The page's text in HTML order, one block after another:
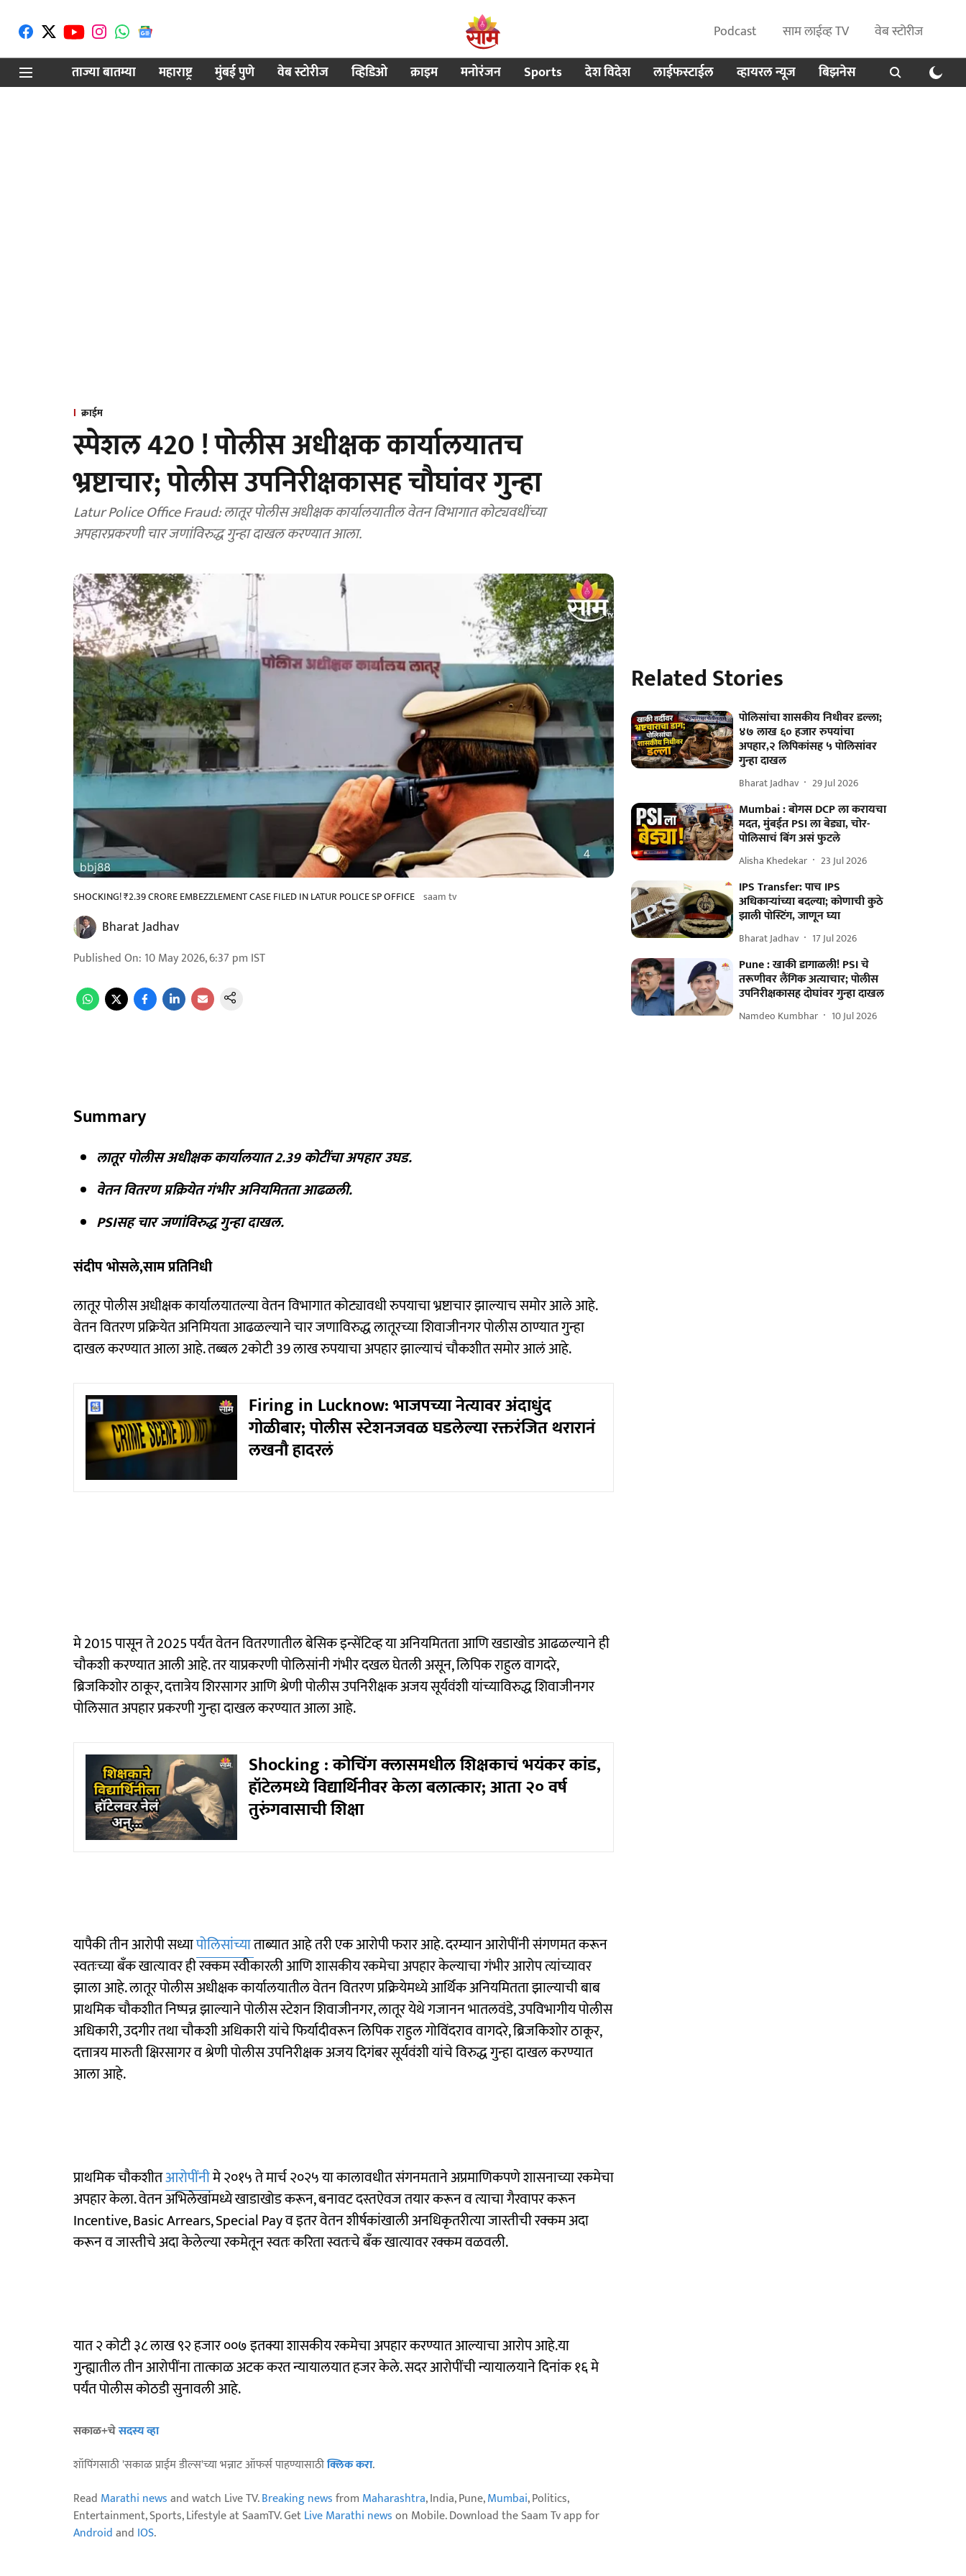
Podcast साम लाईव्ह TV
वेब स्टोरीज
ताज्या बातम्या
महाराष्ट्र मुंबई पुणे वेब स्टोरीज व्हिडिओ क्राइम मनोरंजन Sports देश विदेश लाईफस्टाईल व्हायरल न्यूज बिझनेस
क्राईम
स्पेशल 420 ! पोलीस अधीक्षक कार्यालयातच
भ्रष्टाचार; पोलीस उपनिरीक्षकासह चौघांवर गुन्हा
Latur Police Office Fraud: लातूर पोलीस अधीक्षक कार्यालयातील वेतन विभागात कोट्यवधींच्या
अपहारप्रकरणी चार जणांविरुद्ध गुन्हा दाखल करण्यात आला.
SHOCKING! ₹2.39 CRORE EMBEZZLEMENT CASE FILED IN LATUR POLICE SP OFFICE saam tv
Bharat Jadhav
Published On: 10 May 2026, 6:37 pm IST
Summary
लातूर पोलीस अधीक्षक कार्यालयात 2.39 कोटींचा अपहार उघड.
वेतन वितरण प्रक्रियेत गंभीर अनियमितता आढळली.
PSIसह चार जणांविरुद्ध गुन्हा दाखल.
संदीप भोसले,साम प्रतिनिधी
लातूर पोलीस अधीक्षक कार्यालयातल्या वेतन विभागात कोट्यावधी रुपयाचा भ्रष्टाचार झाल्याच समोर आले आहे.
वेतन वितरण प्रक्रियेत अनिमियता आढळल्याने चार जणाविरुद्ध लातूरच्या शिवाजीनगर पोलीस ठाण्यात गुन्हा
दाखल करण्यात आला आहे. तब्बल 2कोटी 39 लाख रुपयाचा अपहार झाल्याचं चौकशीत समोर आलं आहे.
Firing in Lucknow: भाजपच्या नेत्यावर अंदाधुंद
गोळीबार; पोलीस स्टेशनजवळ घडलेल्या रक्तरंजित थरारानं
लखनौ हादरलं
मे 2015 पासून ते 2025 पर्यंत वेतन वितरणातील बेसिक इन्सेंटिव्ह या अनियमितता आणि खडाखोड आढळल्याने ही
चौकशी करण्यात आली आहे. तर याप्रकरणी पोलिसांनी गंभीर दखल घेतली असून, लिपिक राहुल वागदरे,
ब्रिजकिशोर ठाकूर, दत्तात्रेय शिरसागर आणि श्रेणी पोलीस उपनिरीक्षक अजय सूर्यवंशी यांच्याविरुद्ध शिवाजीनगर
पोलिसात अपहार प्रकरणी गुन्हा दाखल करण्यात आला आहे.
Shocking : कोचिंग क्लासमधील शिक्षकाचं भयंकर कांड,
हॉटेलमध्ये विद्यार्थिनीवर केला बलात्कार; आता २० वर्ष
तुरुंगवासाची शिक्षा
यापैकी तीन आरोपी सध्यापोलिसांच्याताब्यात आहे तरी एक आरोपी फरार आहे. दरम्यान आरोपींनी संगणमत करून
स्वतःच्या बँक खात्यावर ही रक्कम स्वीकारली आणि शासकीय रकमेचा अपहार केल्याचा गंभीर आरोप त्यांच्यावर
झाला आहे. लातूर पोलीस अधीक्षक कार्यालयातील वेतन वितरण प्रक्रियेमध्ये आर्थिक अनियमितता झाल्याची बाब
प्राथमिक चौकशीत निष्पन्न झाल्याने पोलीस स्टेशन शिवाजीनगर, लातूर येथे गजानन भातलवंडे, उपविभागीय पोलीस
अधिकारी, उदगीर तथा चौकशी अधिकारी यांचे फिर्यादीवरून लिपिक राहुल गोविंदराव वागदरे, ब्रिजकिशोर ठाकूर,
दत्तात्रय मारुती क्षिरसागर व श्रेणी पोलीस उपनिरीक्षक अजय दिगंबर सूर्यवंशी यांचे विरुद्ध गुन्हा दाखल करण्यात
आला आहे.
प्राथमिक चौकशीतआरोपींनीमे २०१५ ते मार्च २०२५ या कालावधीत संगनमताने अप्रमाणिकपणे शासनाच्या रकमेचा
अपहार केला. वेतन अभिलेखांमध्ये खाडाखोड करून, बनावट दस्तऐवज तयार करून व त्याचा गैरवापर करून
Incentive, Basic Arrears, Special Pay व इतर वेतन शीर्षकांखाली अनधिकृतरीत्या जास्तीची रक्कम अदा
करून व जास्तीचे अदा केलेल्या रकमेतून स्वतः करिता स्वतःचे बँक खात्यावर रक्कम वळवली.
यात २ कोटी ३८ लाख ९२ हजार ००७ इतक्या शासकीय रकमेचा अपहार करण्यात आल्याचा आरोप आहे.या
गुन्ह्यातील तीन आरोपींना तात्काळ अटक करत न्यायालयात हजर केले. सदर आरोपींची न्यायालयाने दिनांक १६ मे
पर्यंत पोलीस कोठडी सुनावली आहे.
सकाळ+चेसदस्य व्हा
शॉपिंगसाठी 'सकाळ प्राईम डील्स'च्या भन्नाट ऑफर्स पाहण्यासाठीक्लिक करा.
Read Marathi newsand watch Live TV.Breaking newsfrom Maharashtra, India, Pune,Mumbai, Politics,
Entertainment, Sports, Lifestyle at SaamTV. GetLive Marathi newson Mobile. Download the Saam Tv app for
Androidand IOS.
Related Stories
पोलिसांचा शासकीय निधीवर डल्ला;
४७ लाख ६० हजार रुपयांचा
अपहार,२ लिपिकांसह ५ पोलिसांवर
गुन्हा दाखल
Bharat Jadhav 29 Jul 2026
Mumbai : बोगस DCP ला करायचा
मदत, मुंबईत PSI ला बेड्या, चोर-
पोलिसाचं बिंग असं फुटले
Alisha Khedekar 23 Jul 2026
IPS Transfer: पाच IPS
अधिकाऱ्यांच्या बदल्या; कोणाची कुठे
झाली पोस्टिंग, जाणून घ्या
Bharat Jadhav 17 Jul 2026
Pune : खाकी डागाळली! PSI चे
तरूणीवर लैंगिक अत्याचार; पोलीस
उपनिरीक्षकासह दोघांवर गुन्हा दाखल
Namdeo Kumbhar 10 Jul 2026